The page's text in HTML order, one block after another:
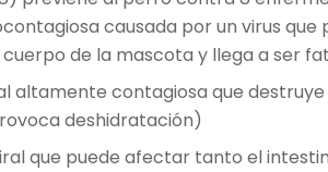
causada por un virus que
de la mascota y llega a ser
altamente contagiosa que destruye
deshidratación)
que puede afectar tanto el